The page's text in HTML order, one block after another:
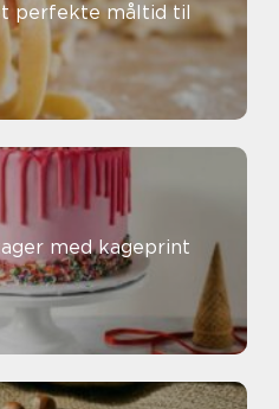
perfekte måltid til
med kageprint